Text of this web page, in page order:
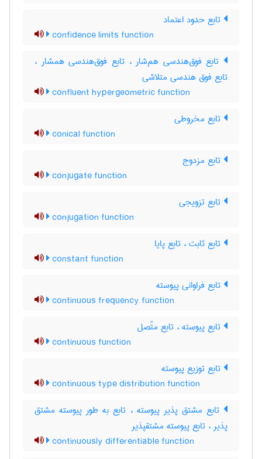
تابع حدود اعتماد
confidence limits function
تابع فوق‌هندسی هم‌شار ، تابع فوق‌هندسی همشار ،
تابع فوق هندسی متلاشی
confluent hypergeometric function
تابع مخروطی
conical function
تابع مزدوج
conjugate function
تابع تزویجی
conjugation function
تابع ثابت ، تابع پایا
constant function
تابع فراوانی پیوسته
continuous frequency function
تابع پیوسته ، تابع متّصل
continuous function
تابع توزیع پیوسته
continuous type distribution function
تابع مشتق پذیر پیوسته ، تابع به طور پیوسته مشتق
پذیر ، تابع پیوسته مشتقپذیر
continuously differentiable function